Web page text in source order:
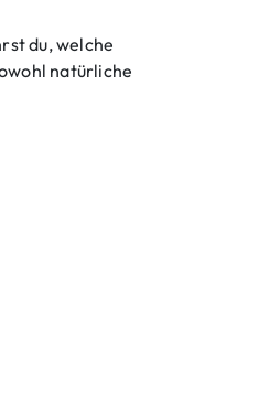
du, welche
natürliche